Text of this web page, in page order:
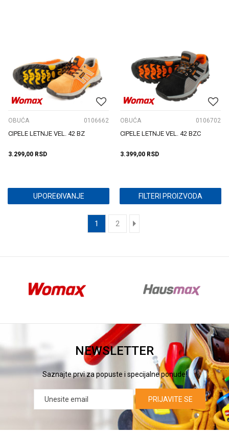
OBUĆA 0106662
CIPELE LETNJE VEL. 42 BZ
3.299,00 RSD
OBUĆA 0106702
CIPELE LETNJE VEL. 42 BZC
3.399,00 RSD
UPOREĐIVANJE FILTERI PROIZVODA
1 2
NEWSLETTER
Saznajte prvi za popuste i specijalne ponude!
PRIJAVITE SE